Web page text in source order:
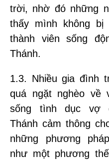
trời, nhờ đó những
thấy mình không
thành viên sống
Thánh.
1.3. Nhiều gia đình
quá ngặt nghèo về
sống tình dục vợ
Thánh cảm thông
những phương
như một phương